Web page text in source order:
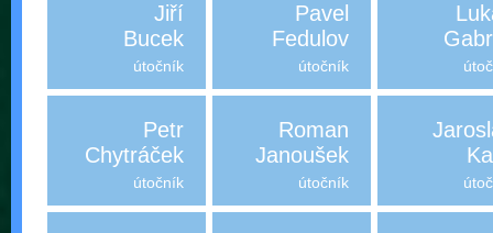
Jiří
Bucek
útočník
Pavel
Fedulov
útočník
Petr
Chytráček
útočník
Roman
Janoušek
útočník